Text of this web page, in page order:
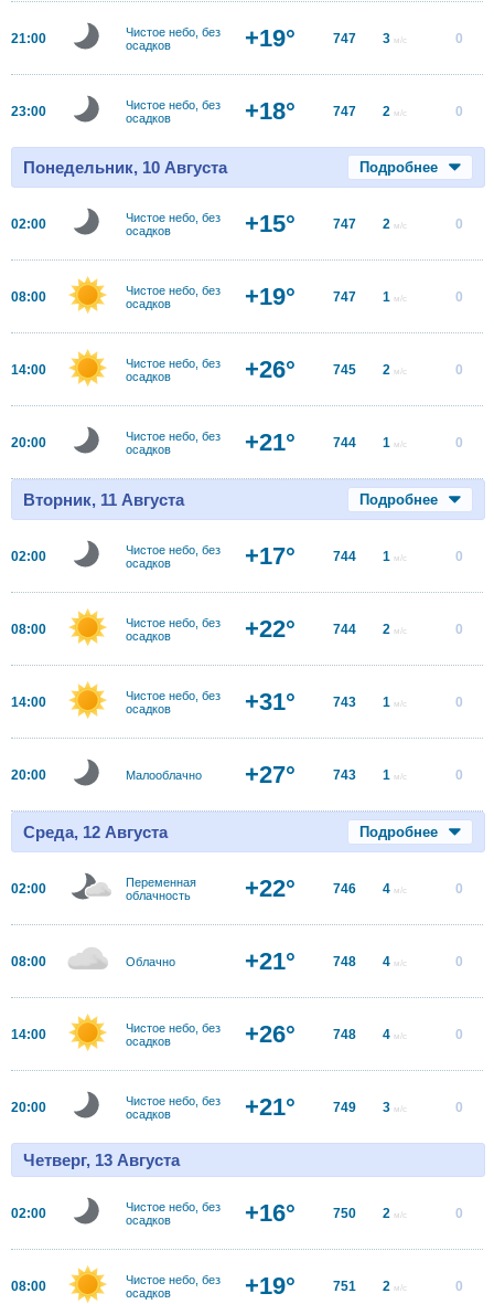
21:00
Чистое небо, без
осадков
+19° 747 3 м/с 0
23:00
Чистое небо, без
осадков
+18° 747 2 м/с 0
Понедельник, 10 Августа Подробнее
02:00
Чистое небо, без
осадков
+15° 747 2 м/с 0
08:00
Чистое небо, без
осадков
+19° 747 1 м/с 0
14:00
Чистое небо, без
осадков
+26° 745 2 м/с 0
20:00
Чистое небо, без
осадков
+21° 744 1 м/с 0
Вторник, 11 Августа Подробнее
02:00
Чистое небо, без
осадков
+17° 744 1 м/с 0
08:00
Чистое небо, без
осадков
+22° 744 2 м/с 0
14:00
Чистое небо, без
осадков
+31° 743 1 м/с 0
20:00 Малооблачно +27° 743 1 м/с 0
Среда, 12 Августа Подробнее
02:00
Переменная
облачность
+22° 746 4 м/с 0
08:00 Облачно +21° 748 4 м/с 0
14:00
Чистое небо, без
осадков
+26° 748 4 м/с 0
20:00
Чистое небо, без
осадков
+21° 749 3 м/с 0
Четверг, 13 Августа
02:00
Чистое небо, без
осадков
+16° 750 2 м/с 0
08:00
Чистое небо, без
осадков
+19° 751 2 м/с 0